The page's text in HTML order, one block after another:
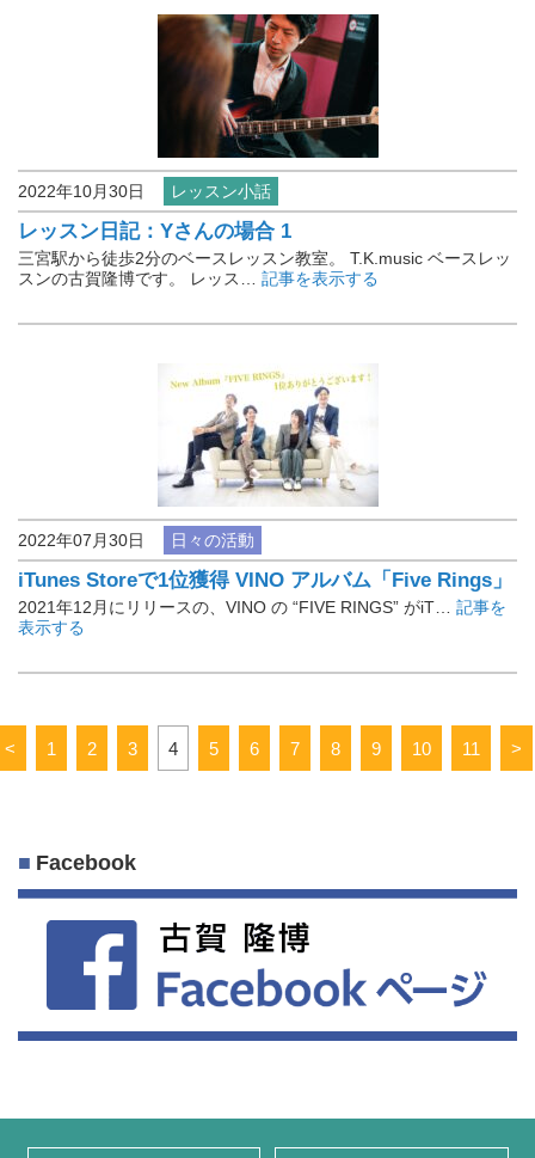
2022年10月30日 レッスン小話
レッスン日記：Yさんの場合 1
三宮駅から徒歩2分のベースレッスン教室。 T.K.music ベースレッ
スンの古賀隆博です。 レッス… 記事を表示する
2022年07月30日 日々の活動
iTunes Storeで1位獲得 VINO アルバム「Five Rings」
2021年12月にリリースの、VINO の “FIVE RINGS” がiT…
記事を
表示する
< 1 2 3 4 5 6 7 8 9 10 11 >
Facebook